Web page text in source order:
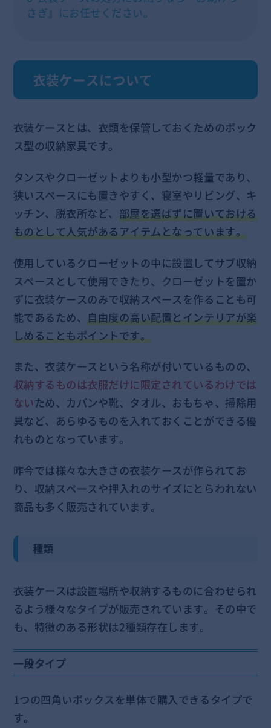
さぎ』にお任せください。
衣装ケースについて
衣装ケースとは、衣類を保管しておくためのボック
ス型の収納家具です。
タンスやクローゼットよりも小型かつ軽量であり、
狭いスペースにも置きやすく、寝室やリビング、キ
ッチン、脱衣所など、 部屋を選ばずに置いておける
ものとして人気があるアイテムとなっています。
使用しているクローゼットの中に設置してサブ収納
スペースとして使用できたり、クローゼットを置か
ずに衣装ケースのみで収納スペースを作ることも可
能であるため、自由度の高い配置とインテリアが楽
しめることもポイントです。
また、衣装ケースという名称が付いているものの、
収納するものは衣服だけに限定されているわけでは
ないため、カバンや靴、タオル、おもちゃ、掃除用
具など、あらゆるものを入れておくことができる優
れものとなっています。
昨今では様々な大きさの衣装ケースが作られてお
り、収納スペースや押入れのサイズにとらわれない
商品も多く販売されています。
種類
衣装ケースは設置場所や収納するものに合わせられ
るよう様々なタイプが販売されています。その中で
も、特徴のある形状は2種類存在します。
一段タイプ
1つの四角いボックスを単体で購入できるタイプで
す。